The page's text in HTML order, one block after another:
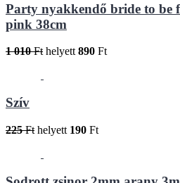
Party nyakkendő bride to be
pink 38cm
1 010 Ft helyett 890 Ft
Szív
225 Ft helyett 190 Ft